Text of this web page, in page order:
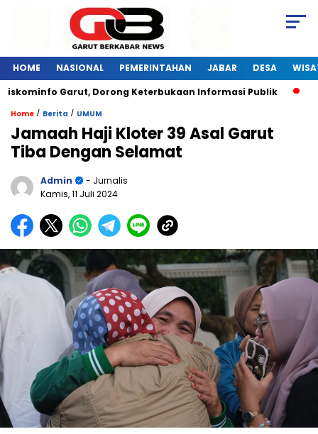
HOME NASIONAL PEMERINTAHAN JABAR DESA
Garut, Dorong Keterbukaan Informasi Publik
Home / Berita / UMUM
Jamaah Haji Kloter 39 Asal Garut
Tiba Dengan Selamat
Admin
- Jurnalis
Kamis, 11 Juli 2024